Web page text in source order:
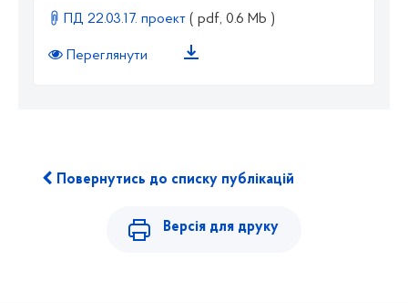
ПД 22.03.17. проект ( pdf, 0.6 Mb )
Переглянути
Повернутись до списку публікацій
Версія для друку